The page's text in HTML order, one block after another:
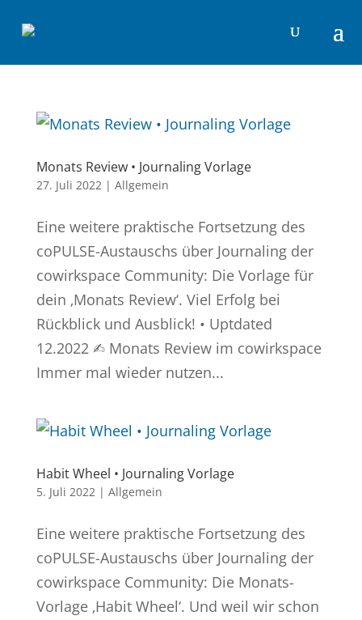
Monats Review • Journaling Vorlage
27. Juli 2022| Allgemein
Eine weitere praktische Fortsetzung des
coPULSE-Austauschs über Journaling der
cowirkspace Community: Die Vorlage für
dein ‚Monats Review‘. Viel Erfolg bei
Rückblick und Ausblick! • Uptdated
12.2022 ✍︎ Monats Review im cowirkspace
Immer mal wieder nutzen...
Habit Wheel • Journaling Vorlage
5. Juli 2022| Allgemein
Eine weitere praktische Fortsetzung des
coPULSE-Austauschs über Journaling der
cowirkspace Community: Die Monats-
Vorlage ‚Habit Wheel‘. Und weil wir schon